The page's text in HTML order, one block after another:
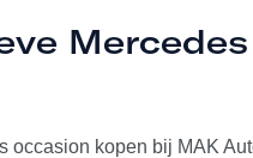
occasion kopen bij MAK